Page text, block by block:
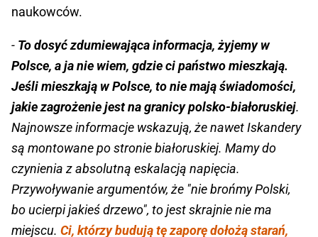
naukowców.
- To dosyć zdumiewająca informacja, żyjemy w
Polsce, a ja nie wiem, gdzie ci państwo mieszkają.
Jeśli mieszkają w Polsce, to nie mają świadomości,
jakie zagrożenie jest na granicy polsko-białoruskiej.
Najnowsze informacje wskazują, że nawet Iskandery
są montowane po stronie białoruskiej. Mamy do
czynienia z absolutną eskalacją napięcia.
Przywoływanie argumentów, że "nie brońmy Polski,
bo ucierpi jakieś drzewo", to jest skrajnie nie ma
miejscu. Ci, którzy budują tę zaporę dołożą starań,